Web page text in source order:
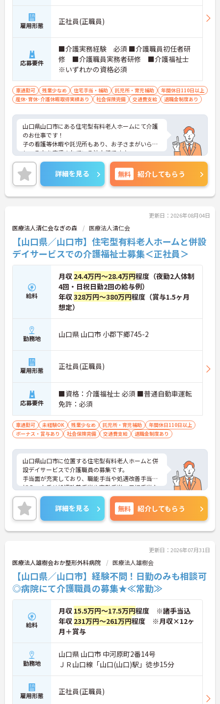
雇用形態 正社員(正職員)
応募要件
■介護実務経験 必須 ■介護職員初任者研
修 ■介護職員実務者研修 ■介護福祉士
※いずれかの資格必須
車通勤可 残業少なめ 住宅手当・補助 託児所・育児補助
年間休日110日以上
産休･育休･介護休暇取得実績あり
社会保険完備 交通費支給 退職金制度あり
山口県山口市にある住宅型有料老人ホームにて介護
のお仕事です！
子の看護等休暇や託児所もあり、お子さまがいらっ
しゃる方を応援されている法人様です♪
年間休日120日ですのでプライベートとの両立もば
っちり★
ご興味ある方には、面接対策ポイントなど、さらに
詳細をお話しいたしますのでお気軽にご相談くださ
い。
詳細を見る 無料 紹介してもらう
更新日：2026年08月04日
医療法人清仁会なぎの森 医療法人清仁会
【山口県／山口市】住宅型有料老人ホームと併設
デイサービスでの介護福祉士募集＜正社員＞
給料
月収 24.4万円～28.4万円程度（夜勤2人体制
4回・日祝日勤2回の給与例）
年収328万円～380万円程度（賞与1.5ヶ月
想定）
勤務地 山口県 山口市 小郡下郷745-2
雇用形態 正社員(正職員)
応募要件
■資格：介護福祉士 必須 ■普通自動車運転
免許：必須
車通勤可 未経験OK 残業少なめ 託児所・育児補助
年間休日110日以上
ボーナス・賞与あり
社会保険完備 交通費支給 退職金制度あり
山口県山口市に位置する住宅型有料老人ホームと併
設デイサービスで介護職員の募集です。
手当面が充実しており、職能手当や処遇改善手当に
加え、上乗せ処遇改善手当や夜勤手当、日祝手当な
ど支給され、安定した収入が見込めます。また、保
育料の補助制度もあり、子育て中の方にも働きやす
い環境が整っています。地域に根ざして医療・介護
事業を展開する法人のため、長く安心して勤務でき
る点も魅力です。
詳細をお話いたしますので、お気軽にご相談くださ
詳細を見る 無料 紹介してもらう
更新日：2026年07月31日
医療法人雄樹会おか整形外科病院 医療法人雄樹会
【山口県／山口市】経験不問！日勤のみも相談可
◎病院にて介護職員の募集★≪常勤≫
給料
月収 15.5万円～17.5万円程度 ※諸手当込
年収 231万円～261万円程度 ※月収×12ヶ
月＋賞与
勤務地
山口県 山口市 中河原町2番14号
ＪＲ山口線「山口(山口)駅」徒歩15分
雇用形態 正社員(正職員)